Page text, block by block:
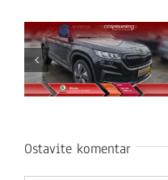
Ostavite komentar